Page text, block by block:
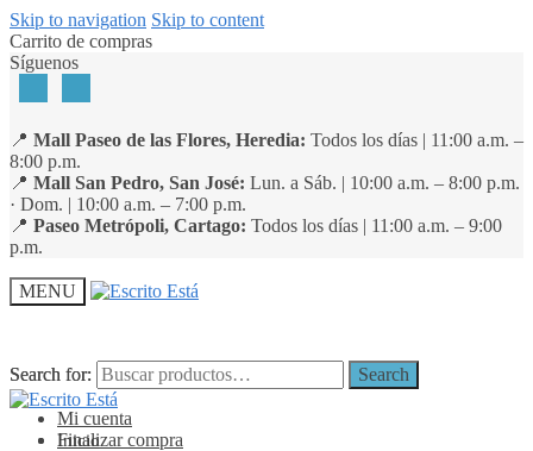
Skip to navigation Skip to content
Carrito de compras
Síguenos
📍 Mall Paseo de las Flores, Heredia: Todos los días | 11:00 a.m. –
8:00 p.m.
📍 Mall San Pedro, San José: Lun. a Sáb. | 10:00 a.m. – 8:00 p.m.
· Dom. | 10:00 a.m. – 7:00 p.m.
📍 Paseo Metrópoli, Cartago: Todos los días | 11:00 a.m. – 9:00
p.m.
MENU
Search for: Search
Mi cuenta
Finalizar compra
Search for: Search
Inicio